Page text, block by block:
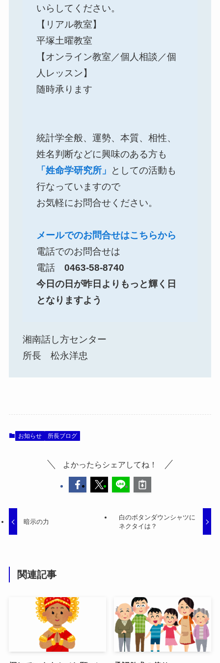
いらしてください。
【リアル教室】
平塚土曜教室
【オンライン教室／個人相談／個
人レッスン】
随時承ります
統計学全般、運勢、本質、相性、
姓名判断などに興味のある方も
「姓命学研究所」
としての活動も
行なっていますので
お気軽にお問合せください。
メールでのお問合せはこちらから
電話でのお問合せは
電話 0463-58-8740
今日の日が昨日よりもっと輝く日
となりますよう
湘南話し方センター
所長 松永洋忠
お知らせ 所長ブログ
よかったらシェアしてね！
暗示の力
白のボタンダウンシャツに
ネクタイは？
関連記事